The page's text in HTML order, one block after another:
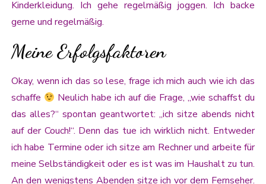
Kinderkleidung. Ich gehe regelmäßig joggen. Ich backe
gerne und regelmäßig.
Meine Erfolgsfaktoren
Okay, wenn ich das so lese, frage ich mich auch wie ich das
schaffe
Neulich habe ich auf die Frage, „wie schaffst du
das alles?“ spontan geantwortet: „ich sitze abends nicht
auf der Couch!“. Denn das tue ich wirklich nicht. Entweder
ich habe Termine oder ich sitze am Rechner und arbeite für
meine Selbständigkeit oder es ist was im Haushalt zu tun.
An den wenigstens Abenden sitze ich vor dem Fernseher.